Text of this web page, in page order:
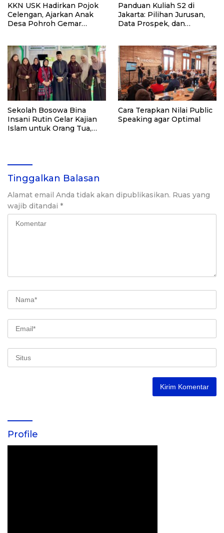
KKN USK Hadirkan Pojok
Celengan, Ajarkan Anak
Desa Pohroh Gemar
Panduan Kuliah S2 di
Jakarta: Pilihan Jurusan,
Data Prospek, dan
Sekolah Bosowa Bina
Insani Rutin Gelar Kajian
Islam untuk Orang Tua,
Cara Terapkan Nilai Public
Speaking agar Optimal
Tinggalkan Balasan
Alamat email Anda tidak akan dipublikasikan. Ruas yang
wajib ditandai *
Profile